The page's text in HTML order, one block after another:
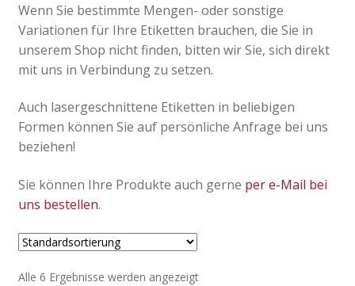
Wenn Sie bestimmte Mengen- oder sonstige
Variationen für Ihre Etiketten brauchen, die Sie in
unserem Shop nicht finden, bitten wir Sie, sich direkt
mit uns in Verbindung zu setzen.
Auch lasergeschnittene Etiketten in beliebigen
Formen können Sie auf persönliche Anfrage bei uns
beziehen!
Sie können Ihre Produkte auch gerne per e-Mail bei
uns bestellen.
Alle 6 Ergebnisse werden angezeigt